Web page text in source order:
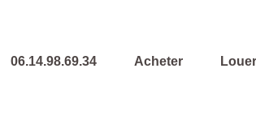
06.14.98.69.34 Acheter Louer